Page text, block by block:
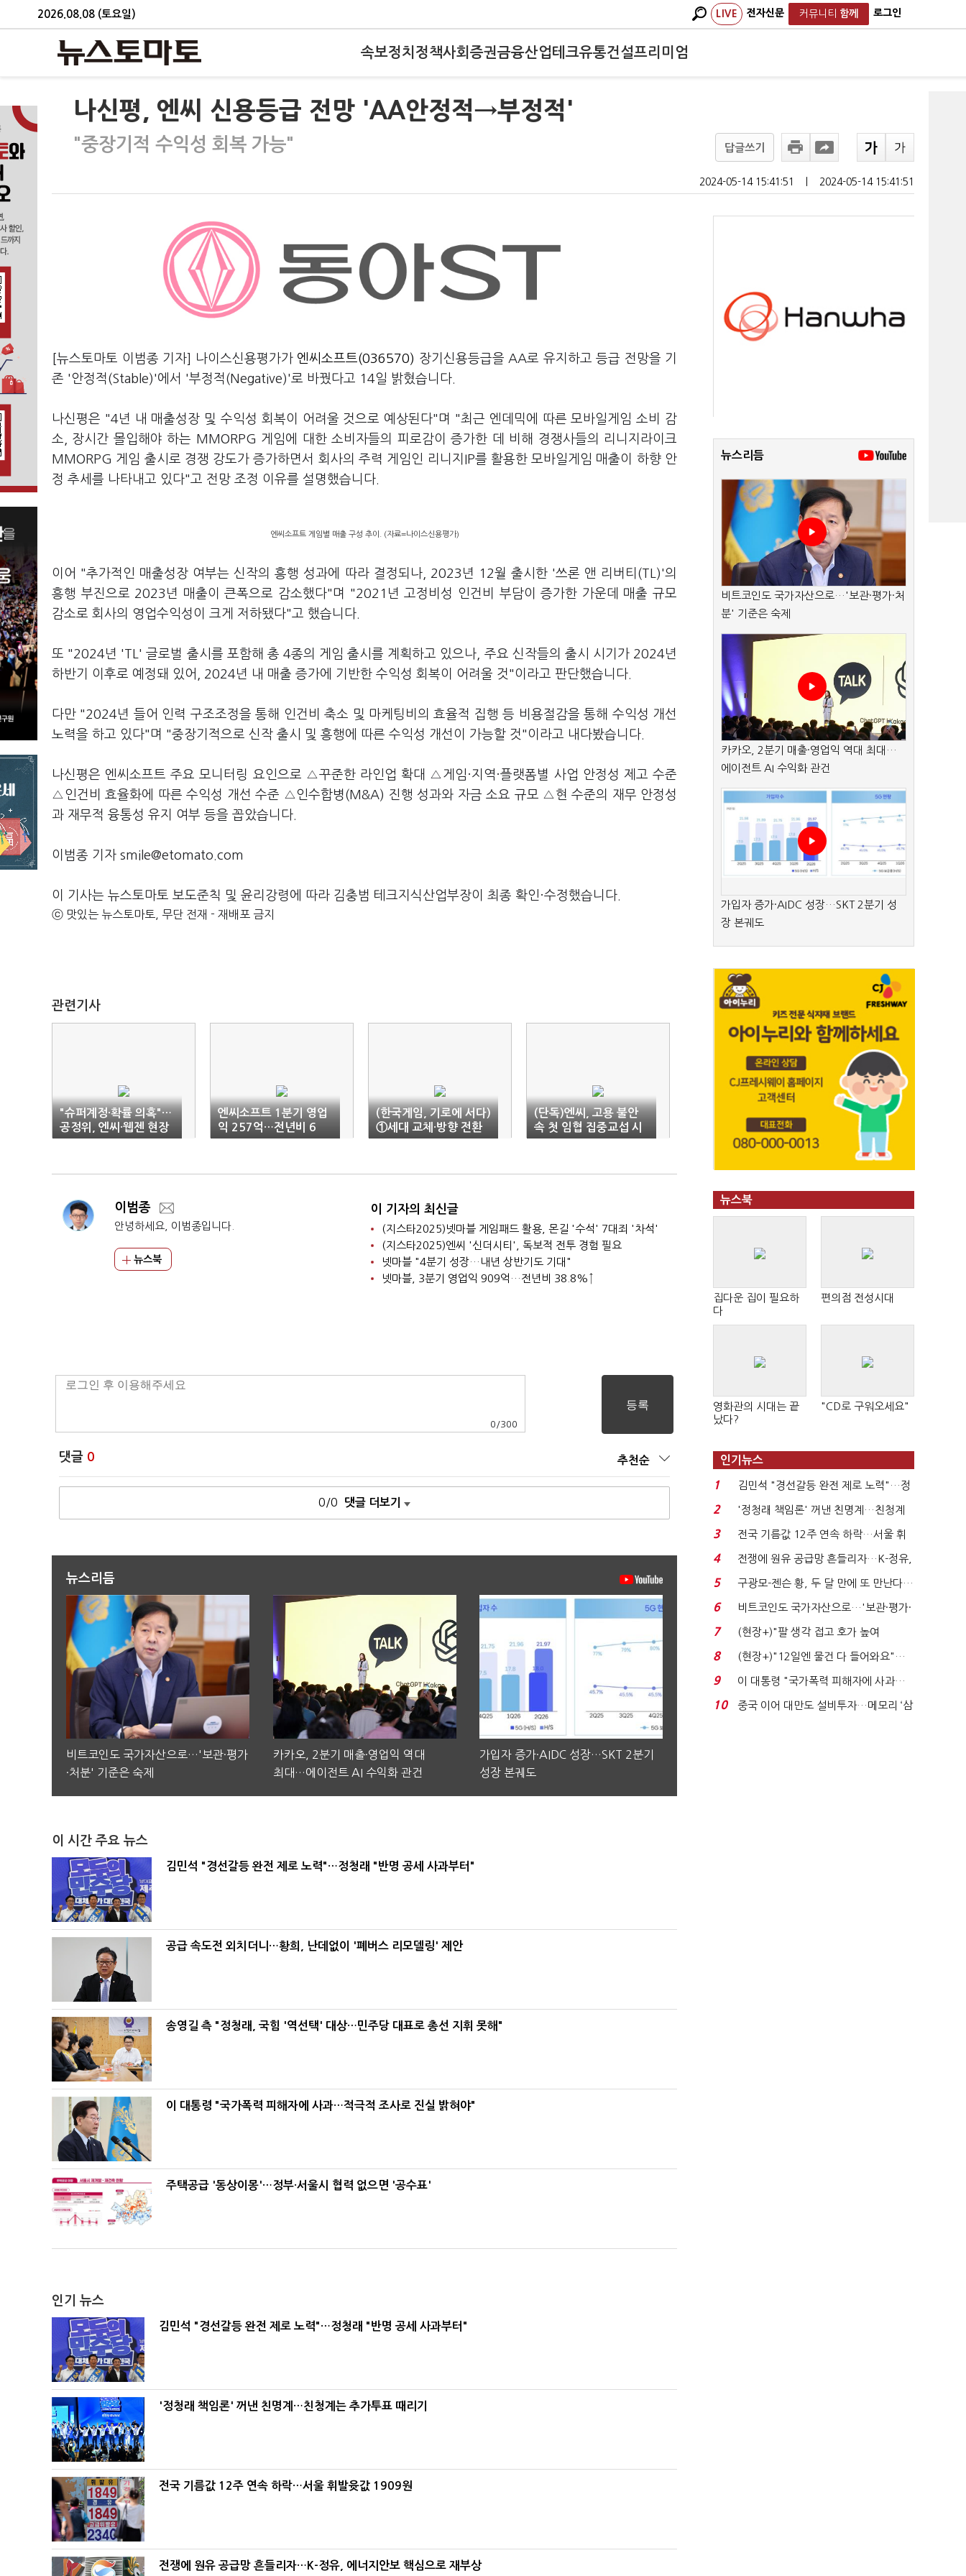
2026.08.08 (토요일) LIVE 전자신문 커뮤니티 함께 로그인
속보정치 정책사회 증권금융산업테크유통건설프리미엄
나신평, 엔씨 신용등급 전망 'AA안정적→부정적'
"중장기적 수익성 회복 가능" 답글쓰기
2024-05-14 15:41:51 2024-05-14 15:41:51
[뉴스토마토 이범종 기자] 나이스신용평가가 엔씨소프트(036570) 장기신용등급을 AA로 유지하고 등급 전망을 기
존 '안정적(Stable)'에서 '부정적(Negative)'로 바꿨다고 14일 밝혔습니다.
나신평은 "4년 내 매출성장 및 수익성 회복이 어려울 것으로 예상된다"며 "최근 엔데믹에 따른 모바일게임 소비 감
소, 장시간 몰입해야 하는 MMORPG 게임에 대한 소비자들의 피로감이 증가한 데 비해 경쟁사들의 리니지라이크
MMORPG 게임 출시로 경쟁 강도가 증가하면서 회사의 주력 게임인 리니지IP를 활용한 모바일게임 매출이 하향 안
정 추세를 나타내고 있다"고 전망 조정 이유를 설명했습니다.
엔씨소프트 게임별 매출 구성 추이. (자료=나이스신용평가)
이어 "추가적인 매출성장 여부는 신작의 흥행 성과에 따라 결정되나, 2023년 12월 출시한 '쓰론 앤 리버티(TL)'의
흥행 부진으로 2023년 매출이 큰폭으로 감소했다"며 "2021년 고정비성 인건비 부담이 증가한 가운데 매출 규모
감소로 회사의 영업수익성이 크게 저하됐다"고 했습니다.
또 "2024년 'TL' 글로벌 출시를 포함해 총 4종의 게임 출시를 계획하고 있으나, 주요 신작들의 출시 시기가 2024년
하반기 이후로 예정돼 있어, 2024년 내 매출 증가에 기반한 수익성 회복이 어려울 것"이라고 판단했습니다.
다만 "2024년 들어 인력 구조조정을 통해 인건비 축소 및 마케팅비의 효율적 집행 등 비용절감을 통해 수익성 개선
노력을 하고 있다"며 "중장기적으로 신작 출시 및 흥행에 따른 수익성 개선이 가능할 것"이라고 내다봤습니다.
나신평은 엔씨소프트 주요 모니터링 요인으로 △꾸준한 라인업 확대 △게임·지역·플랫폼별 사업 안정성 제고 수준
△인건비 효율화에 따른 수익성 개선 수준 △인수합병(M&A) 진행 성과와 자금 소요 규모 △현 수준의 재무 안정성
과 재무적 융통성 유지 여부 등을 꼽았습니다.
이범종 기자 smile@etomato.com
이 기사는 뉴스토마토 보도준칙 및 윤리강령에 따라 김충범 테크지식산업부장이 최종 확인·수정했습니다.
ⓒ 맛있는 뉴스토마토, 무단 전재 - 재배포 금지
관련기사
"슈퍼계정·확률 의혹"…
공정위, 엔씨·웹젠 현장
조사
엔씨소프트 1분기 영업
익 257억…전년비 6
8% ↓
(한국게임, 기로에 서다)
①세대 교체·방향 전환
'성장통'
(단독)엔씨, 고용 불안
속 첫 임협 집중교섭 시
작
이범종
안녕하세요, 이범종입니다.
뉴스북
이 기자의 최신글
(지스타2025)넷마블 게임패드 활용, 몬길 '수석' 7대죄 '차석'
(지스타2025)엔씨 '신더시티', 독보적 전투 경험 필요
넷마블 "4분기 성장…내년 상반기도 기대"
넷마블, 3분기 영업익 909억…전년비 38.8%↑
0 /300
댓글 0 추천순
0/0 댓글 더보기
뉴스리듬
비트코인도 국가자산으로…'보관·평가
·처분' 기준은 숙제
카카오, 2분기 매출·영업익 역대
최대…에이전트 AI 수익화 관건
가입자 증가·AIDC 성장…SKT 2분기
성장 본궤도
이 시간 주요 뉴스
김민석 "경선갈등 완전 제로 노력"…정청래 "반명 공세 사과부터"
공급 속도전 외치더니…황희, 난데없이 '폐버스 리모델링' 제안
송영길 측 "정청래, 국힘 '역선택' 대상…민주당 대표로 총선 지휘 못해"
이 대통령 "국가폭력 피해자에 사과…적극적 조사로 진실 밝혀야"
주택공급 '동상이몽'…정부·서울시 협력 없으면 '공수표'
인기 뉴스
김민석 "경선갈등 완전 제로 노력"…정청래 "반명 공세 사과부터"
'정청래 책임론' 꺼낸 친명계…친청계는 추가투표 때리기
전국 기름값 12주 연속 하락…서울 휘발윳값 1909원
전쟁에 원유 공급망 흔들리자…K-정유, 에너지안보 핵심으로 재부상
뉴스리듬
비트코인도 국가자산으로…'보관·평가·처
분' 기준은 숙제
카카오, 2분기 매출·영업익 역대 최대…
에이전트 AI 수익화 관건
가입자 증가·AIDC 성장…SKT 2분기 성
장 본궤도
뉴스북
집다운 집이 필요하
다
편의점 전성시대
영화관의 시대는 끝
났다?
"CD로 구워오세요"
인기뉴스
1
김민석 "경선갈등 완전 제로 노력"…정
청래 "반명 공세 사...
2
'정청래 책임론' 꺼낸 친명계…친청계
는 추가투표 때리기...
3
전국 기름값 12주 연속 하락…서울 휘
발윳값 1909원...
4
전쟁에 원유 공급망 흔들리자…K-정유,
에너지안보 핵심...
5
구광모-젠슨 황, 두 달 만에 또 만난다…
로봇·AI 등 논...
6
비트코인도 국가자산으로…'보관·평가·
처분' 기준은 ...
7
(현장+)"팔 생각 접고 호가 높여
요"…'덜 똘똘한 한 채' 20...
8
(현장+)"12일엔 물건 다 들어와요"…
빈 매대 채우며 문 연 ...
9
이 대통령 "국가폭력 피해자에 사과…
적극적 조사로 진...
10
중국 이어 대만도 설비투자…메모리 ‘삼